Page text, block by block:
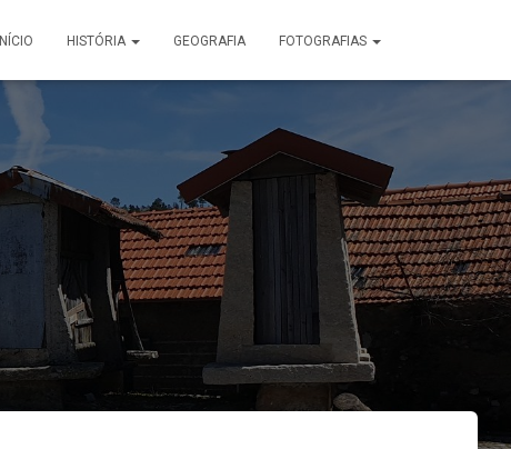
INÍCIO HISTÓRIA GEOGRAFIA FOTOGRAFIAS